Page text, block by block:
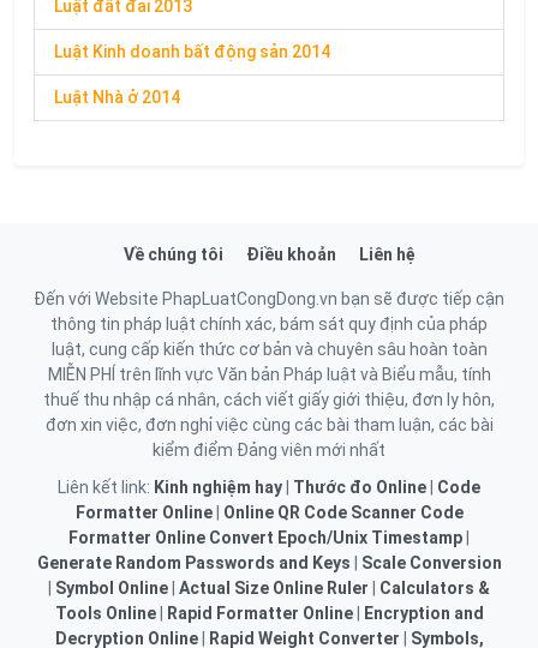
Luật đất đai 2013
Luật Kinh doanh bất động sản 2014
Luật Nhà ở 2014
Về chúng tôi Điều khoản Liên hệ
Đến với Website PhapLuatCongDong.vn bạn sẽ được tiếp cận
thông tin pháp luật chính xác, bám sát quy định của pháp
luật, cung cấp kiến thức cơ bản và chuyên sâu hoàn toàn
MIỄN PHÍ trên lĩnh vực Văn bản Pháp luật và Biểu mẫu, tính
thuế thu nhập cá nhân, cách viết giấy giới thiệu, đơn ly hôn,
đơn xin việc, đơn nghỉ việc cùng các bài tham luận, các bài
kiểm điểm Đảng viên mới nhất
Liên kết link: Kinh nghiệm hay Thước đo Online
Code
Formatter Online| Online QR Code Scanner Code
Formatter Online Convert Epoch/Unix Timestamp
Generate Random Passwords and Keys
Scale Conversion
Symbol Online Actual Size Online Ruler
Calculators &
Tools Online| Rapid Formatter Online|
Encryption and
Decryption Online| Rapid Weight Converter
Symbols,